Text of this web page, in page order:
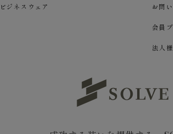
ビジネスウェア お問
会員
法人